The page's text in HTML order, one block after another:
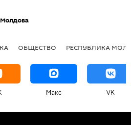
Молдова
ОБЩЕСТВО РЕСПУБЛИКА
Макс VK